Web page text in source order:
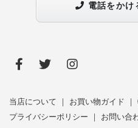
電話をかけ
当店について お買い物ガイド
プライバシーポリシー
お問い合